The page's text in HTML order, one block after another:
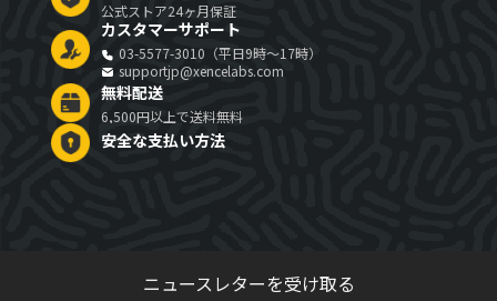
公式ストア24ヶ月保証
カスタマーサポート
03-5577-3010（平日9時～17時）
supportjp@xencelabs.com
無料配送
6,500円以上で送料無料
安全な支払い方法
ニュースレターを受け取る